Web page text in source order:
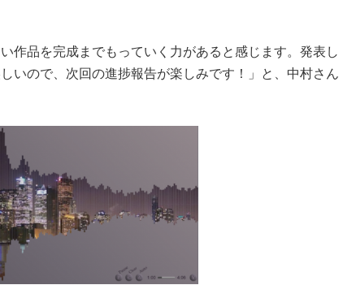
作品を完成までもっていく力があると感じます。発表し
いので、次回の進捗報告が楽しみです！」と、中村さん